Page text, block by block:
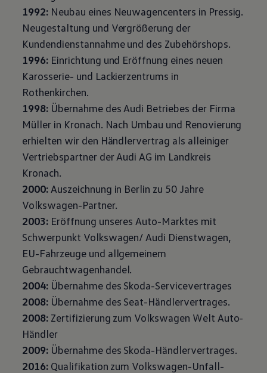
Motorenöl und Flüssigkeiten
Pannen- und Unfallhilfe
Economy Service
Zubehör
Modellspezifisches Zubehör
Transport
Entertainment und Elektronik
Wallbox und Ladekabel
Digitale Extras
Dienste für Ihr Modell finden
Volkswagen Apps, Login und Shop
Über Ihr Auto
Vorgängermodelle
Volkswagen Kundenbetreuung
Warn- und Kontrollleuchten
Assistenzsysteme
Digitale Betriebsanleitung
Live Beratung
Magazin
Lifestyle
Transport
Elektromobilität
Pannen- und Unfallhilfe
Volkswagen Kundenbetreuung
1992: Neubau eines Neuwagencenters in Pressig.
Neugestaltung und Vergrößerung der
Kundendienstannahme und des Zubehörshops.
1996: Einrichtung und Eröffnung eines neuen
Karosserie- und Lackierzentrums in
Rothenkirchen.
1998: Übernahme des Audi Betriebes der Firma
Müller in Kronach. Nach Umbau und Renovierung
erhielten wir den Händlervertrag als alleiniger
Vertriebspartner der Audi AG im Landkreis
Kronach.
2000: Auszeichnung in Berlin zu 50 Jahre
Volkswagen-Partner.
2003: Eröffnung unseres Auto-Marktes mit
Schwerpunkt Volkswagen/ Audi Dienstwagen,
EU-Fahrzeuge und allgemeinem
Gebrauchtwagenhandel.
2004: Übernahme des Skoda-Servicevertrages
2008: Übernahme des Seat-Händlervertrages.
2008: Zertifizierung zum Volkswagen Welt Auto-
Händler
2009: Übernahme des Skoda-Händlervertrages.
2016: Qualifikation zum Volkswagen-Unfall-